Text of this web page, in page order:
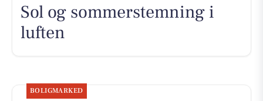
Sol og sommerstemning i
luften
BOLIGMARKED